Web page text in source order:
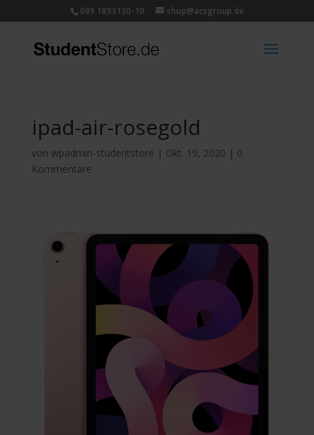
089 1893130-10 shop@acsgroup.de
ipad-air-rosegold
von wpadmin-studentstore | Okt. 19, 2020 | 0
Kommentare